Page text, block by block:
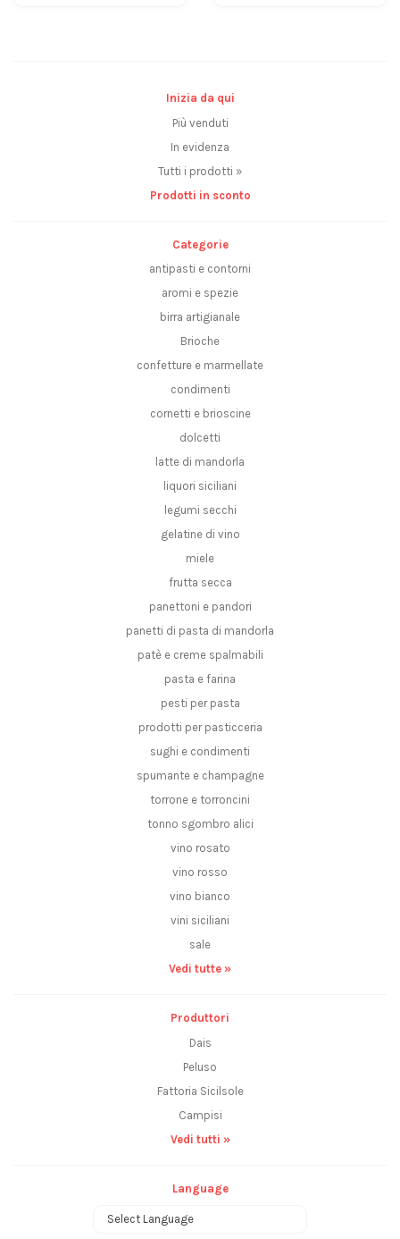
Inizia da qui
Più venduti
In evidenza
Tutti i prodotti »
Prodotti in sconto
Categorie
antipasti e contorni
aromi e spezie
birra artigianale
Brioche
confetture e marmellate
condimenti
cornetti e brioscine
dolcetti
latte di mandorla
liquori siciliani
legumi secchi
gelatine di vino
miele
frutta secca
panettoni e pandori
panetti di pasta di mandorla
patè e creme spalmabili
pasta e farina
pesti per pasta
prodotti per pasticceria
sughi e condimenti
spumante e champagne
torrone e torroncini
tonno sgombro alici
vino rosato
vino rosso
vino bianco
vini siciliani
sale
Vedi tutte »
Produttori
Dais
Peluso
Fattoria Sicilsole
Campisi
Vedi tutti »
Language